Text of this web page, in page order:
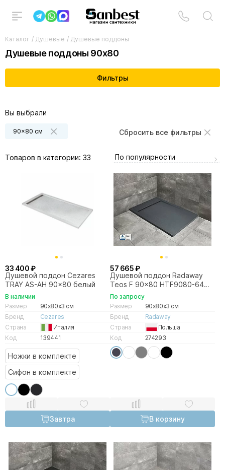
Каталог / Душевые / Душевые поддоны
Душевые поддоны 90x80
Фильтры
Вы выбрали
90x80 см Сбросить все фильтры
Товаров в категории: 33 По популярности
33 400 ₽
Душевой поддон Cezares
TRAY AS-AH 90x80 белый
В наличии
Размер
90x80x3 см
Бренд
Cezares
Страна
Италия
Код
139441
Ножки в комплекте
Сифон в комплекте
Завтра
57 665 ₽
Душевой поддон Radaway
Teos F 90x80 HTF9080-64
антрацит
По запросу
Размер
90x80x3 см
Бренд
Radaway
Страна
Польша
Код
274293
В корзину